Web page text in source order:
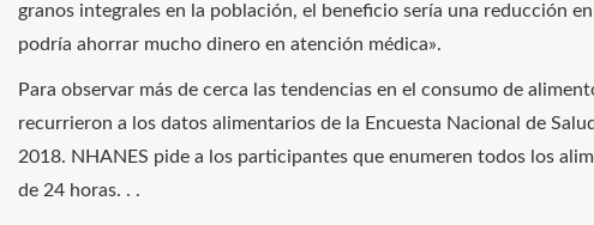
granos integrales en la población, el beneficio sería una reducción en
podría ahorrar mucho dinero en atención médica».
Para observar más de cerca las tendencias en el consumo de
recurrieron a los datos alimentarios de la Encuesta Nacional de
2018. NHANES pide a los participantes que enumeren todos los
de 24 horas. . .